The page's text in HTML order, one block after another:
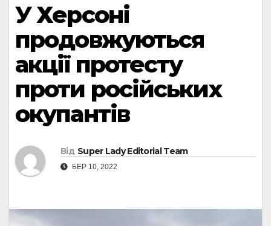
У Херсоні
продовжуються
акції протесту
проти російських
окупантів
Від Super Lady Editorial Team
БЕР 10, 2022